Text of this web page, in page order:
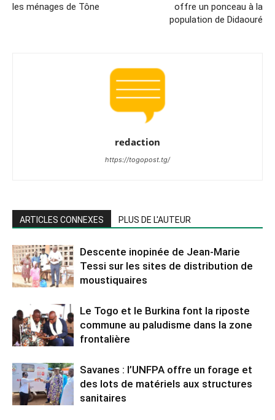
les ménages de Tône
offre un ponceau à la
population de Didaouré
redaction
https://togopost.tg/
ARTICLES CONNEXES PLUS DE L'AUTEUR
Descente inopinée de Jean-Marie
Tessi sur les sites de distribution de
moustiquaires
Le Togo et le Burkina font la riposte
commune au paludisme dans la zone
frontalière
Savanes : l’UNFPA offre un forage et
des lots de matériels aux structures
sanitaires